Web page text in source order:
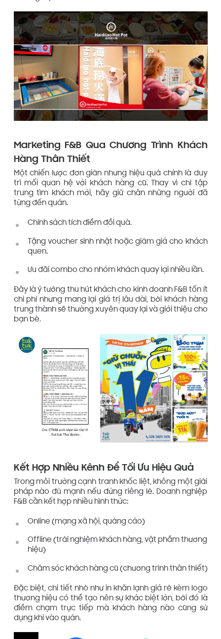
Marketing F&B Qua Chương Trình Khách
Hàng Thân Thiết
Một chiến lược đơn giản nhưng hiệu quả chính là duy
trì mối quan hệ với khách hàng cũ. Thay vì chỉ tập
trung tìm khách mới, hãy giữ chân những người đã
từng đến quán.
Chính sách tích điểm đổi quà.
Tặng voucher sinh nhật hoặc giảm giá cho khách
quen.
Ưu đãi combo cho nhóm khách quay lại nhiều lần.
Đây là ý tưởng thu hút khách cho kinh doanh F&B tốn ít
chi phí nhưng mang lại giá trị lâu dài, bởi khách hàng
trung thành sẽ thường xuyên quay lại và giới thiệu cho
bạn bè.
Kết Hợp Nhiều Kênh Để Tối Ưu Hiệu Quả
Trong môi trường cạnh tranh khốc liệt, không một giải
pháp nào đủ mạnh nếu đứng riêng lẻ. Doanh nghiệp
F&B cần kết hợp nhiều hình thức:
Online (mạng xã hội, quảng cáo)
Offline (trải nghiệm khách hàng, vật phẩm thương
hiệu)
Chăm sóc khách hàng cũ (chương trình thân thiết)
Đặc biệt, chi tiết nhỏ như in khăn lạnh giá rẻ kèm logo
thương hiệu có thể tạo nên sự khác biệt lớn, bởi đó là
điểm chạm trực tiếp mà khách hàng nào cũng sử
dụng khi vào quán.